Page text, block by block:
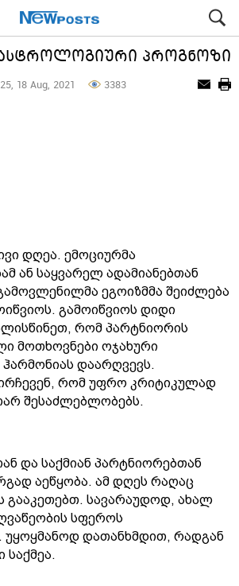
ასტროლოგიური პროგნოზი
18 Aug, 2021 3383
დღეა. ემოციურმა
ან საყვარელ ადამიანებთან
ეგოიზმმა შეიძლება
გამოიწვიოს დიდი
რომ პარტნიორის
მოთხოვნები ოჯახური
დაარღვევს.
რომ უფრო კრიტიკულად
შესაძლებლობებს.
და საქმიან პარტნიორებთან
აეწყობა. ამ დღეს რაღაც
გააკეთებთ. სავარაუდოდ, ახალ
სფეროს
უყოყმანოდ დათანხმდით, რადგან
საქმეა.